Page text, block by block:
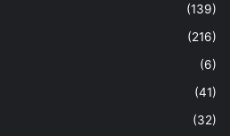
(139)
(216)
(6)
(41)
(32)